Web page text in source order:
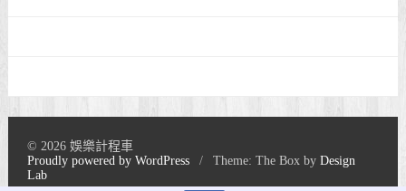
© 2026 娛樂計程車
Proudly powered by WordPress
/ Theme: The Box byDesign
Lab